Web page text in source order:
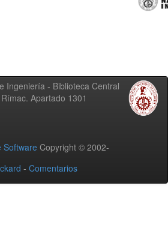
Ingeniería - Biblioteca Central
Apartado 1301
Software Copyright © 2002-
- Comentarios